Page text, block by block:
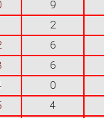
9
2
6
6
0
4